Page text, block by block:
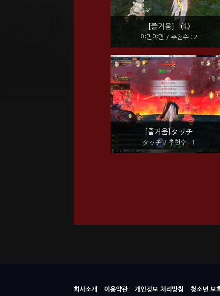
[즐거움] (1)
야만야만 / 추천수 : 2
[즐거움]タッチ
タッチ / 추천수 : 1
회사소개 이용약관 개인정보 처리방침 청소년 보